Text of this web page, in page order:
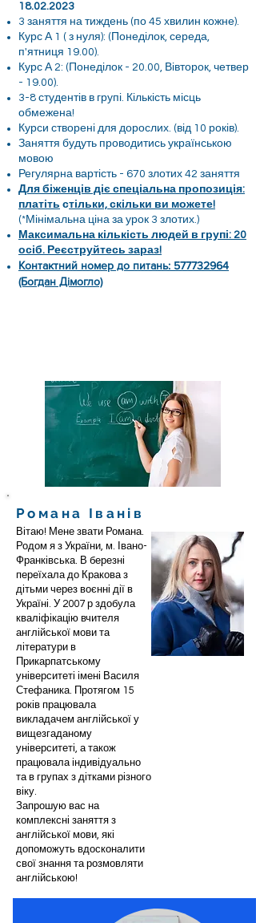
18.02.2023
3 заняття на тиждень (по 45 хвилин кожне).
Курс А 1 ( з нуля): (Понеділок, середа,
п'ятниця 19.00).
Курс А 2: (Понеділок - 20.00, Вівторок, четвер
- 19.00).
3-8 студентів в групі. Кількість місць
обмежена!
Курси створені для дорослих. (від 10 років).
Заняття будуть проводитись українською
мовою
Регулярна вартість - 670 злотих 42 заняття
Для біженців діє спеціальна пропозиція:
платіть стільки, скільки ви можете!
(*Мінімальна ціна за урок 3 злотих.)
Максимальна кількість людей в групі: 20
осіб. Реєструйтесь зараз!
Контактний номер до питань: 577732964
(Богдан Дімогло)
Романа Іванів
Вітаю! Мене звати Романа.
Родом я з України, м. Івано-
Франківська. В березні
переїхала до Кракова з
дітьми через воєнні дії в
Україні. У 2007 р здобула
кваліфікацію вчителя
англійської мови та
літератури в
Прикарпатському
університеті імені Василя
Стефаника. Протягом 15
років працювала
викладачем англійської у
вищезгаданому
університеті, а також
працювала індивідуально
та в групах з дітками різного
віку.
Запрошую вас на
комплексні заняття з
англійської мови, які
допоможуть вдосконалити
свої знання та розмовляти
англійською!